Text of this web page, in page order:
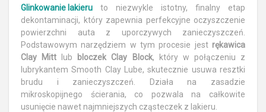
Glinkowanie lakieru to niezwykle istotny, finalny etap
dekontaminacji, który zapewnia perfekcyjne oczyszczenie
powierzchni auta z uporczywych zanieczyszczeń.
Podstawowym narzędziem w tym procesie jest rękawica
Clay Mitt lub bloczek Clay Block, który w połączeniu z
lubrykantem Smooth Clay Lube, skutecznie usuwa resztki
brudu i zanieczyszczeń. Działa na zasadzie
mikroskopijnego ścierania, co pozwala na całkowite
usunięcie nawet najmniejszych cząsteczek z lakieru.